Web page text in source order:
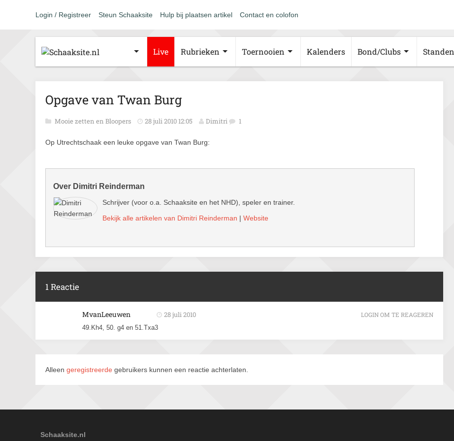
Login / Registreer Steun Schaaksite Hulp bij plaatsen artikel Contact en colofon
Live Rubrieken Toernooien Kalenders Bond/Clubs Standen
Opgave van Twan Burg
Mooie zetten en Bloopers 28 juli 2010 12:05 Dimitri 1
Op Utrechtschaak een leuke opgave van Twan Burg:
Over Dimitri Reinderman
Schrijver (voor o.a. Schaaksite en het NHD), speler en trainer.
Bekijk alle artikelen van Dimitri Reinderman | Website
1 Reactie
MvanLeeuwen 28 juli 2010
49.Kh4, 50. g4 en 51.Txa3
LOGIN OM TE REAGEREN
Alleen geregistreerde gebruikers kunnen een reactie achterlaten.
Schaaksite.nl